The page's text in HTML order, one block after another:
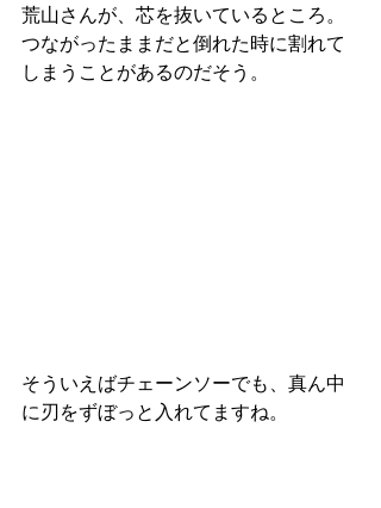
荒山さんが、芯を抜いているところ。
つながったままだと倒れた時に割れて
しまうことがあるのだそう。
そういえばチェーンソーでも、真ん中
に刃をずぼっと入れてますね。